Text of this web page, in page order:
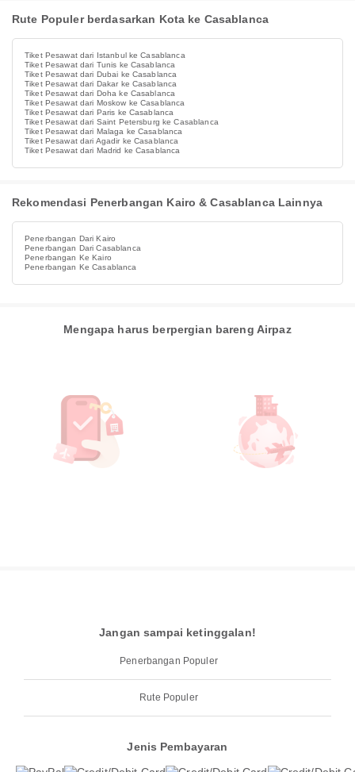
Rute Populer berdasarkan Kota ke Casablanca
Tiket Pesawat dari Istanbul ke Casablanca
Tiket Pesawat dari Tunis ke Casablanca
Tiket Pesawat dari Dubai ke Casablanca
Tiket Pesawat dari Dakar ke Casablanca
Tiket Pesawat dari Doha ke Casablanca
Tiket Pesawat dari Moskow ke Casablanca
Tiket Pesawat dari Paris ke Casablanca
Tiket Pesawat dari Saint Petersburg ke Casablanca
Tiket Pesawat dari Malaga ke Casablanca
Tiket Pesawat dari Agadir ke Casablanca
Tiket Pesawat dari Madrid ke Casablanca
Rekomendasi Penerbangan Kairo & Casablanca Lainnya
Penerbangan Dari Kairo
Penerbangan Dari Casablanca
Penerbangan Ke Kairo
Penerbangan Ke Casablanca
Mengapa harus berpergian bareng Airpaz
Jangan sampai ketinggalan!
Penerbangan Populer
Rute Populer
Jenis Pembayaran